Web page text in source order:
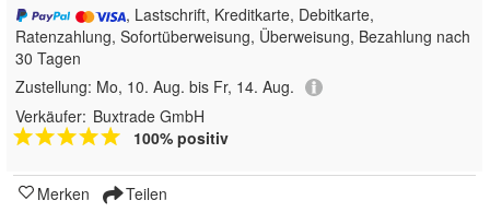
, Lastschrift, Kreditkarte, Debitkarte,
Ratenzahlung, Sofortüberweisung, Überweisung, Bezahlung nach
30 Tagen
Zustellung: Mo, 10. Aug. bis Fr, 14. Aug.
Verkäufer: Buxtrade GmbH
100% positiv
Merken Teilen